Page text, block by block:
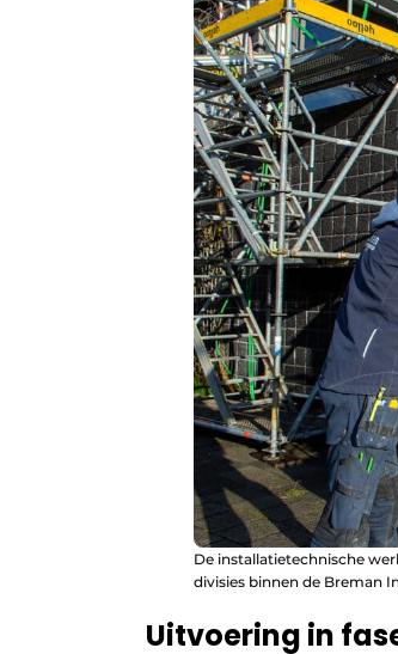
De installatietechnische
divisies binnen de Breman
Uitvoering in